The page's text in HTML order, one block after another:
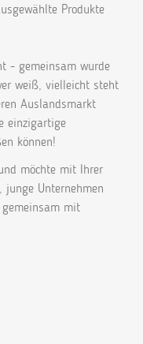
Produkte
- gemeinsam wurde
weiß, vielleicht steht
Auslandsmarkt
einzigartige
können!
möchte mit Ihrer
junge Unternehmen
mit